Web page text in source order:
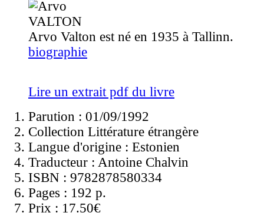
Arvo Valton est né en 1935 à Tallinn.
biographie
Lire un extrait pdf du livre
Parution : 01/09/1992
Collection Littérature étrangère
Langue d'origine : Estonien
Traducteur : Antoine Chalvin
ISBN : 9782878580334
Pages : 192 p.
Prix : 17.50€